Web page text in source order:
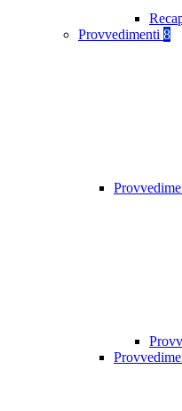
Provvedimenti 8